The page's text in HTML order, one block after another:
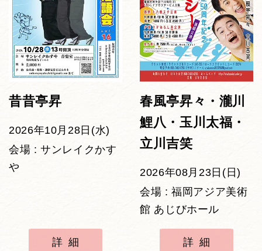
昔昔亭昇
2026年10月28日(水)
会場 : サンレイクかす
や
詳細
春風亭昇々・瀧川
鯉八・玉川太福・
立川吉笑
2026年08月23日(日)
会場 : 福岡アジア美術
館 あじびホール
詳細